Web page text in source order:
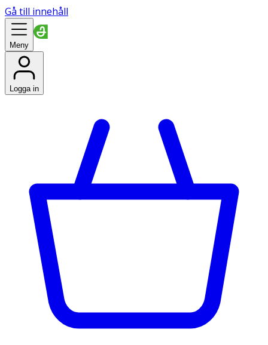
Gå till innehåll
Meny
Logga in